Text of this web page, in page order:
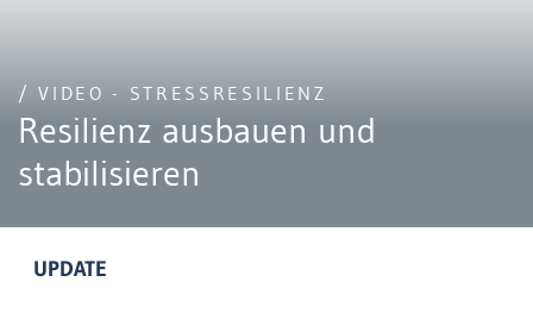
/ VIDEO - STRESSRESILIENZ
Resilienz ausbauen und
stabilisieren
UPDATE